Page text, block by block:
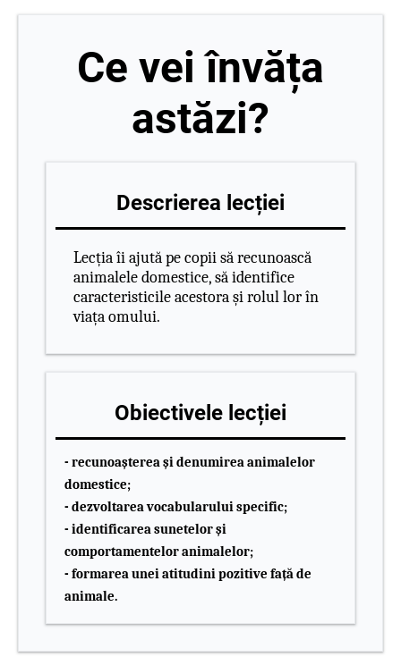
Ce vei învăța
astăzi?
Descrierea lecției
Lecția îi ajută pe copii să recunoască
animalele domestice, să identifice
caracteristicile acestora și rolul lor în
viața omului.
Obiectivele lecției
- recunoașterea și denumirea animalelor
domestice;
- dezvoltarea vocabularului specific;
- identificarea sunetelor și
comportamentelor animalelor;
- formarea unei atitudini pozitive față de
animale.